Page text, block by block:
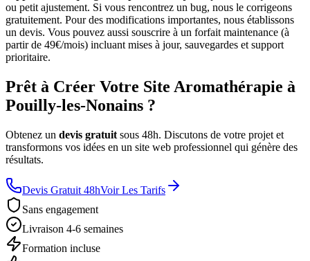
ou petit ajustement. Si vous rencontrez un bug, nous le corrigeons
gratuitement. Pour des modifications importantes, nous établissons
un devis. Vous pouvez aussi souscrire à un forfait maintenance (à
partir de 49€/mois) incluant mises à jour, sauvegardes et support
prioritaire.
Prêt à Créer Votre Site Aromathérapie à
Pouilly-les-Nonains ?
Obtenez un devis gratuit sous 48h. Discutons de votre projet et
transformons vos idées en un site web professionnel qui génère des
résultats.
Devis Gratuit 48hVoir Les Tarifs
Sans engagement
Livraison 4-6 semaines
Formation incluse